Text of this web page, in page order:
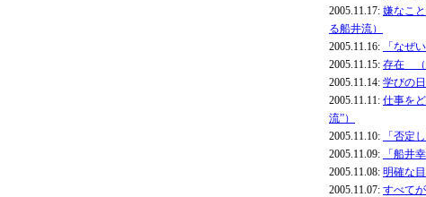
2005.11.17: 嫌なこ
る船井流）
2005.11.16:
「なぜ
2005.11.15: 存在 （
2005.11.14: 学びの
2005.11.11: 仕事を
流”）
2005.11.10:
「否定
2005.11.09:
「船井
2005.11.08: 明確な
2005.11.07: すべて